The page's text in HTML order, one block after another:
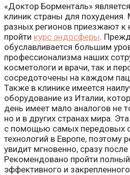
«Доктор Борменталь»
клиник страны для
разных регионов приезжают к
пройти курс эндосферы.
обуславливается большим
профессионализма наших
косметологи и врачи, так и
сосредоточены на каждом
Также в клинике имеется
оборудование из Италии,
день имеет мало аналогов не
но и в других странах мира.
с помощью самых передовых
технологий в Европе, поэтому
увидит мгновенно, сразу
Рекомендовано пройти
эффективного и закрепленного